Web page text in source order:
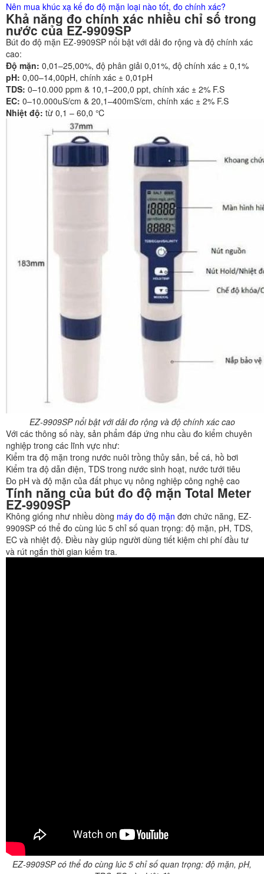
Nên mua khúc xạ kế đo độ mặn loại nào tốt, đo chính xác?
Khả năng đo chính xác nhiều chỉ số trong
nước của EZ-9909SP
Bút đo độ mặn EZ-9909SP nổi bật với dải đo rộng và độ chính xác
cao:
Độ mặn: 0,01–25,00%, độ phân giải 0,01%, độ chính xác ± 0,1%
pH: 0,00–14,00pH, chính xác ± 0,01pH
TDS: 0–10.000 ppm & 10,1–200,0 ppt, chính xác ± 2% F.S
EC: 0–10.000uS/cm & 20,1–400mS/cm, chính xác ± 2% F.S
Nhiệt độ: từ 0,1 – 60,0 ℃
EZ-9909SP nổi bật với dải đo rộng và độ chính xác cao
Với các thông số này, sản phẩm đáp ứng nhu cầu đo kiểm chuyên
nghiệp trong các lĩnh vực như:
Kiểm tra độ mặn trong nước nuôi trồng thủy sản, bể cá, hồ bơi
Kiểm tra độ dẫn điện, TDS trong nước sinh hoạt, nước tưới tiêu
Đo pH và độ mặn của đất phục vụ nông nghiệp công nghệ cao
Tính năng của bút đo độ mặn Total Meter
EZ-9909SP
Không giống như nhiều dòng máy đo độ mặn đơn chức năng, EZ-
9909SP có thể đo cùng lúc 5 chỉ số quan trọng: độ mặn, pH, TDS,
EC và nhiệt độ. Điều này giúp người dùng tiết kiệm chi phí đầu tư
và rút ngắn thời gian kiểm tra.
EZ-9909SP có thể đo cùng lúc 5 chỉ số quan trọng: độ mặn, pH,